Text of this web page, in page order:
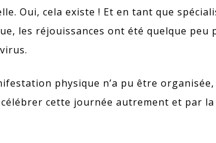
Oui, cela existe ! Et en tant que
les réjouissances ont été quelque peu
physique n’a pu être
cette journée autrement et par